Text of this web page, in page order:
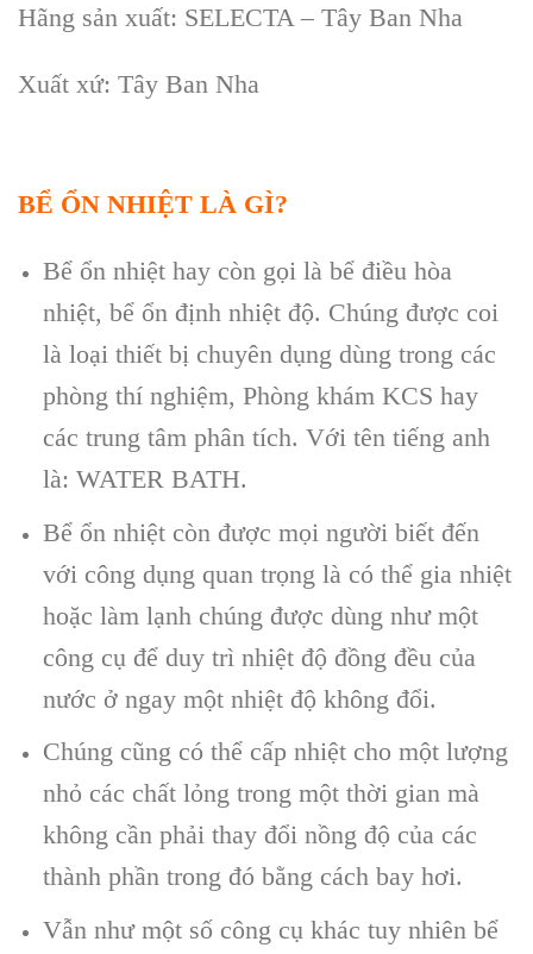
Hãng sản xuất: SELECTA – Tây Ban Nha
Xuất xứ: Tây Ban Nha
BỂ ỔN NHIỆT LÀ GÌ?
Bể ổn nhiệt hay còn gọi là bể điều hòa
nhiệt, bể ổn định nhiệt độ. Chúng được coi
là loại thiết bị chuyên dụng dùng trong các
phòng thí nghiệm, Phòng khám KCS hay
các trung tâm phân tích. Với tên tiếng anh
là: WATER BATH.
Bể ổn nhiệt còn được mọi người biết đến
với công dụng quan trọng là có thể gia nhiệt
hoặc làm lạnh chúng được dùng như một
công cụ để duy trì nhiệt độ đồng đều của
nước ở ngay một nhiệt độ không đổi.
Chúng cũng có thể cấp nhiệt cho một lượng
nhỏ các chất lỏng trong một thời gian mà
không cần phải thay đổi nồng độ của các
thành phần trong đó bằng cách bay hơi.
Vẫn như một số công cụ khác tuy nhiên bể